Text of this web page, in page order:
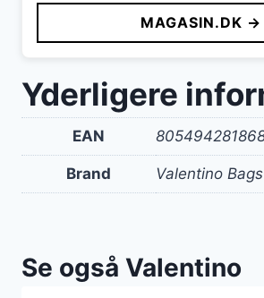
MAGASIN.DK →
Yderligere
EAN
Brand Valentino Bags
Se også Valentino